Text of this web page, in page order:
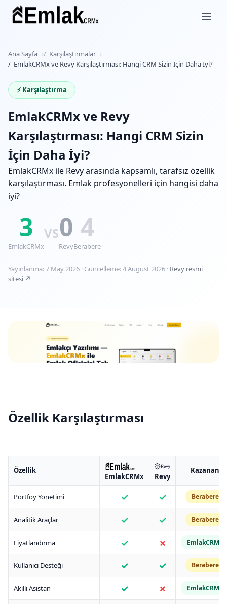
Ana Sayfa
Karşılaştırmalar
EmlakCRMx ve Revy Karşılaştırması: Hangi CRM Sizin İçin Daha İyi?
⚡ Karşılaştırma
EmlakCRMx ve Revy
Karşılaştırması: Hangi CRM Sizin
İçin Daha İyi?
EmlakCRMx ile Revy arasında kapsamlı, tarafsız özellik
karşılaştırması. Emlak profesyonelleri için hangisi daha
iyi?
3
EmlakCRMx
VS0
Revy
4
Berabere
Yayınlanma: 7 May 2026 · Güncelleme: 4 August 2026 · Revy resmi
sitesi ↗
Özellik Karşılaştırması
Özellik
EmlakCRMx Revy
Kazanan
Portföy Yönetimi ✓ ✓ Berabere
Analitik Araçlar ✓ ✓ Berabere
Fiyatlandırma ✓ ✗ EmlakCRMx
Kullanıcı Desteği ✓ ✓ Berabere
Akıllı Asistan ✓ ✗ EmlakCRMx